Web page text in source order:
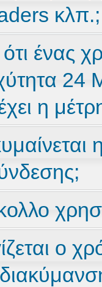
κλπ.;
ένας
24
η
ο